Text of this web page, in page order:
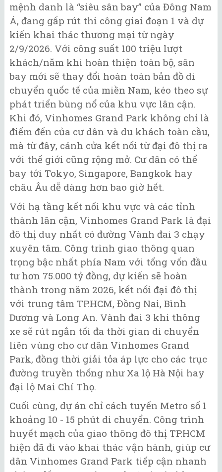
mệnh danh là “siêu sân bay” của Đông Nam
Á, đang gấp rút thi công giai đoạn 1 và dự
kiến khai thác thương mại từ ngày
2/9/2026. Với công suất 100 triệu lượt
khách/năm khi hoàn thiện toàn bộ, sân
bay mới sẽ thay đổi hoàn toàn bản đồ di
chuyển quốc tế của miền Nam, kéo theo sự
phát triển bùng nổ của khu vực lân cận.
Khi đó, Vinhomes Grand Park không chỉ là
điểm đến của cư dân và du khách toàn cầu,
mà từ đây, cánh cửa kết nối từ đại đô thị ra
với thế giới cũng rộng mở. Cư dân có thể
bay tới Tokyo, Singapore, Bangkok hay
châu Âu dễ dàng hơn bao giờ hết.
Với hạ tầng kết nối khu vực và các tỉnh
thành lân cận, Vinhomes Grand Park là đại
đô thị duy nhất có đường Vành đai 3 chạy
xuyên tâm. Công trình giao thông quan
trọng bậc nhất phía Nam với tổng vốn đầu
tư hơn 75.000 tỷ đồng, dự kiến sẽ hoàn
thành trong năm 2026, kết nối đại đô thị
với trung tâm TP.HCM, Đồng Nai, Bình
Dương và Long An. Vành đai 3 khi thông
xe sẽ rút ngắn tối đa thời gian di chuyển
liên vùng cho cư dân Vinhomes Grand
Park, đồng thời giải tỏa áp lực cho các trục
đường truyền thống như Xa lộ Hà Nội hay
đại lộ Mai Chí Thọ.
Cuối cùng, dự án chỉ cách tuyến Metro số 1
khoảng 10 - 15 phút di chuyển. Công trình
huyết mạch của giao thông đô thị TP.HCM
hiện đã đi vào khai thác vận hành, giúp cư
dân Vinhomes Grand Park tiếp cận nhanh